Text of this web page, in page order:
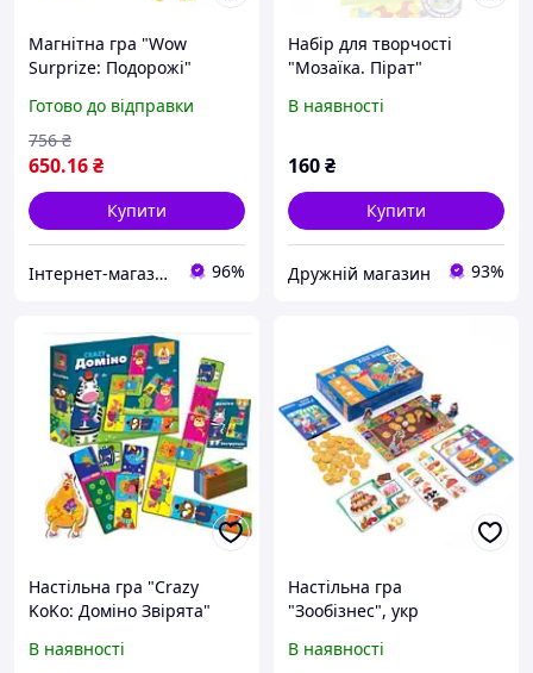
Магнітна гра "Wow
Surprize: Подорожі"
Готово до відправки
650.16₴
756 ₴
Купити
Інтернет-магазин "NOWA" - товари для всієї родини! 96%
Набір для творчості
"Мозаїка. Пірат"
В наявності
160₴
Купити
Дружній магазин 93%
Настільна гра "Crazy
KoKo: Доміно Звірята"
В наявності
Настільна гра
"Зообізнес", укр
В наявності